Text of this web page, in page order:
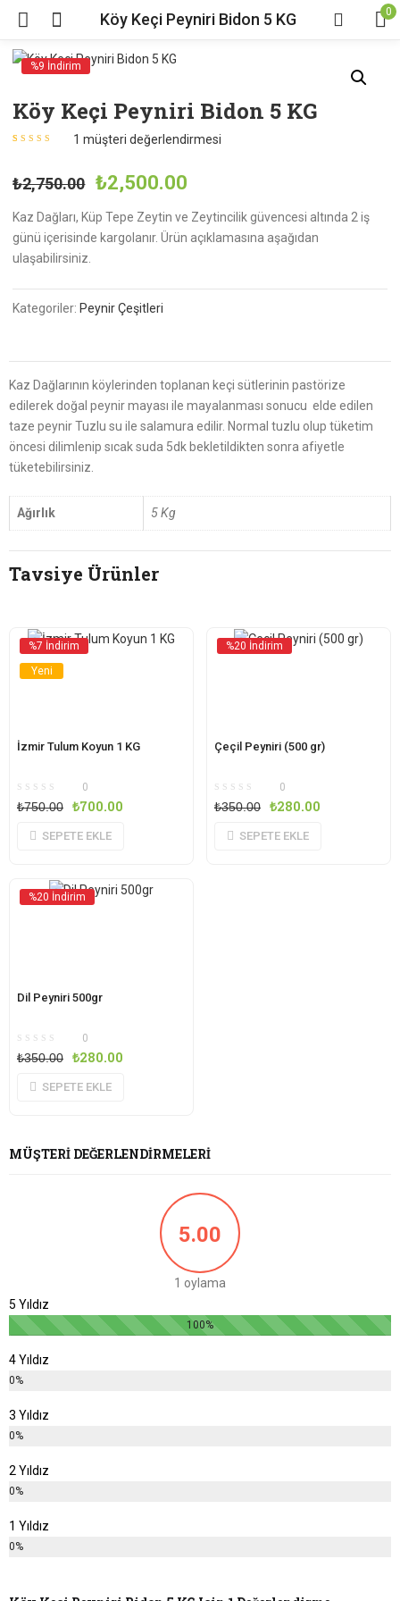
Köy Keçi Peyniri Bidon 5 KG 0
%9 İndirim
Köy Keçi Peyniri Bidon 5 KG
puan aldı
1 müşteri değerlendirmesi
₺2,750.00 ₺2,500.00
Kaz Dağları, Küp Tepe Zeytin ve Zeytincilik güvencesi altında 2 iş
günü içerisinde kargolanır. Ürün açıklamasına aşağıdan
ulaşabilirsiniz.
Kategoriler:Peynir Çeşitleri
Kaz Dağlarının köylerinden toplanan keçi sütlerinin pastörize
edilerek doğal peynir mayası ile mayalanması sonucu elde edilen
taze peynir Tuzlu su ile salamura edilir. Normal tuzlu olup tüketim
öncesi dilimlenip sıcak suda 5dk bekletildikten sonra afiyetle
tüketebilirsiniz.
Ağırlık 5 Kg
Tavsiye Ürünler
%7 İndirim
Yeni
İzmir Tulum Koyun 1 KG
0
₺750.00 ₺700.00
SEPETE EKLE
%20 İndirim
Çeçil Peyniri (500 gr)
0
₺350.00 ₺280.00
SEPETE EKLE
%20 İndirim
Dil Peyniri 500gr
0
₺350.00 ₺280.00
SEPETE EKLE
MÜŞTERI DEĞERLENDIRMELERI
5.00
1 oylama
5 Yıldız
100%
4 Yıldız
0%
3 Yıldız
0%
2 Yıldız
0%
1 Yıldız
0%